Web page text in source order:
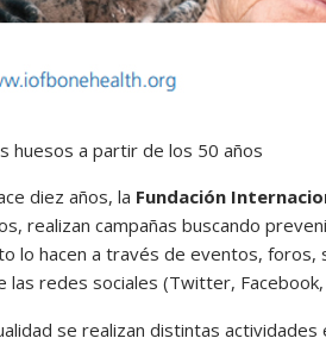
huesos a partir de los 50 años
diez años, la Fundación
realizan campañas buscando
lo hacen a través de eventos, foros,
las redes sociales (Twitter,
se realizan distintas actividades